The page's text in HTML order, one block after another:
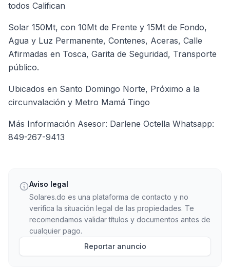
todos Califican
Solar 150Mt, con 10Mt de Frente y 15Mt de Fondo,
Agua y Luz Permanente, Contenes, Aceras, Calle
Afirmadas en Tosca, Garita de Seguridad, Transporte
público.
Ubicados en Santo Domingo Norte, Próximo a la
circunvalación y Metro Mamá Tingo
Más Información Asesor: Darlene Octella Whatsapp:
849-267-9413
Aviso legal
Solares.do es una plataforma de contacto y no
verifica la situación legal de las propiedades. Te
recomendamos validar títulos y documentos antes de
cualquier pago.
Reportar anuncio